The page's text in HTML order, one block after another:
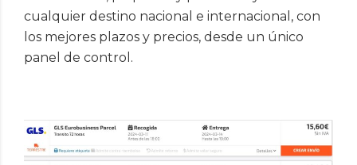
cualquier destino nacional e internacional, con
los mejores plazos y precios, desde un único
panel de control.